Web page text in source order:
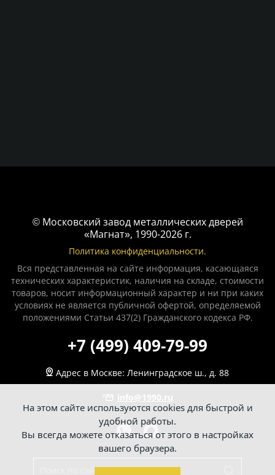
© Московский завод металлических дверей
«Магнат», 1990-2026 г.
Политика конфиденциальности.
Вся представленная на сайте информация, касающаяся
технических характеристик, наличия на складе, стоимости
товаров, носит информационный характер и ни при каких
условиях не является публичной офертой, определяемой
положениями Статьи 437(2) Гражданского кодекса РФ.
+7 (499) 409-79-99
Адрес в Москве: Ленинградское ш., д. 88
info@1990.ru
На этом сайте используются cookies для быстрой и
удобной работы.
Вы всегда можете отказаться от этого в настройках
вашего браузера.